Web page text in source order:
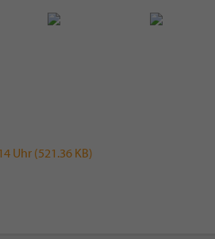
Uhr (521.36 KB)